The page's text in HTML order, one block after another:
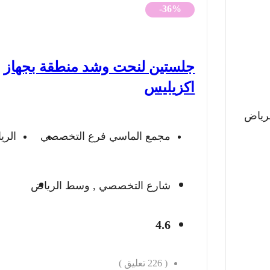
772 ريال.
-36%
جلستين لنحت وشد منطقة بجهاز
اكزيليس
مجمع الماسي فرع التخصصي
شارع التخصصي , وسط الرياض
4.6
(
226 تعليق )